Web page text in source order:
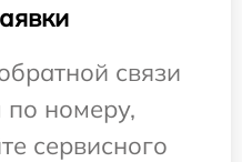
связи
по номеру,
сервисного